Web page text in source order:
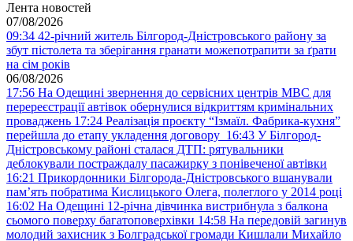
Лента новостей
07/08/2026
09:34 42-річний житель Білгород-Дністровського району за
збут пістолета та зберігання гранати можепотрапити за ґрати
на сім років
06/08/2026
17:56 На Одещині звернення до сервісних центрів МВС для
перереєстрації автівок обернулися відкриттям кримінальних
проваджень 17:24 Реалізація проєкту “Ізмаїл. Фабрика-кухня”
перейшла до етапу укладення договору 16:43 У Білгород-
Дністровському районі сталася ДТП: рятувальники
деблокували постраждалу пасажирку з понівеченої автівки
16:21 Прикордонники Білгорода-Дністровського вшанували
пам’ять побратима Кислицького Олега, полеглого у 2014 році
16:02 На Одещині 12-річна дівчинка вистрибнула з балкона
сьомого поверху багатоповерхівки 14:58 На передовій загинув
молодий захисник з Болградської громади Кишлали Михайло